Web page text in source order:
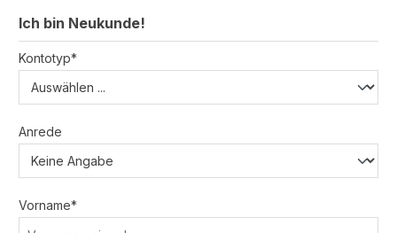
Ich bin Neukunde!
Persönliche Informationen
Kontotyp*
Anrede
Vorname*